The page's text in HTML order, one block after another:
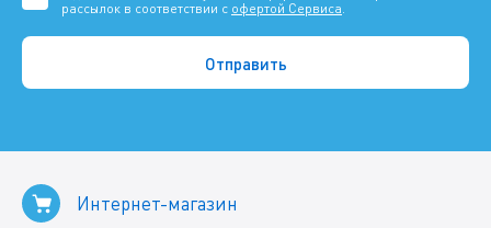
рассылок в соответствии с офертой Сервиса
Интернет-магазин